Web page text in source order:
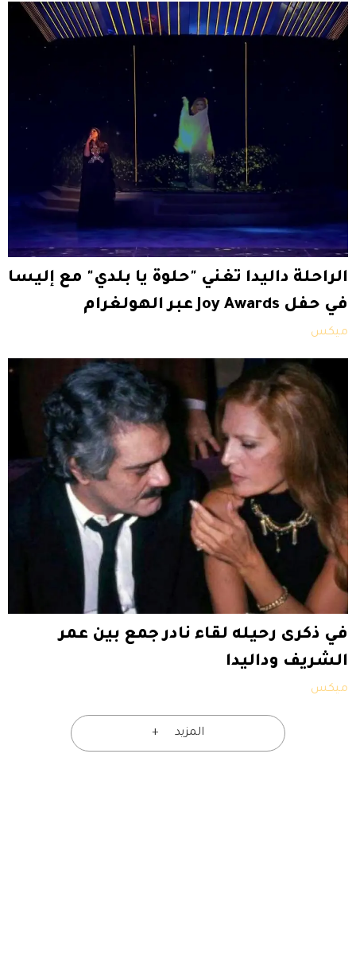
الراحلة داليدا تغني "حلوة يا بلدي" مع إليسا
في حفل Joy Awards عبر الهولغرام
ميكس
في ذكرى رحيله لقاء نادر جمع بين عمر
الشريف وداليدا
ميكس
المزيد